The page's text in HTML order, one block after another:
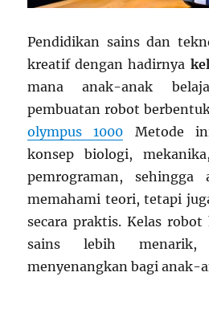
Pendidikan sains dan
kreatif dengan hadirnya
mana anak-anak
pembuatan robot
olympus 1000 Metode
konsep biologi,
pemrograman,
memahami teori, tetapi
secara praktis. Kelas
sains lebih
menyenangkan bagi anak-